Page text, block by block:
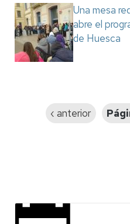
Una mesa
abre el
de Huesca
Página
‹ anterior